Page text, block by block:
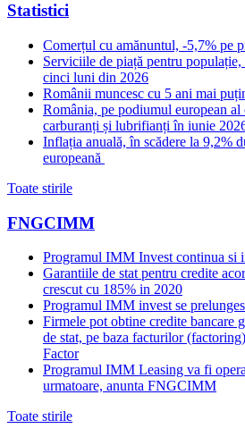
Statistici
Comerțul cu amănuntul, -5,7% pe
Serviciile de piață pentru
cinci luni din 2026
Românii muncesc cu 5 ani mai
România, pe podiumul european
carburanți și lubrifianți în iunie
Inflația anuală, în scădere la 9,2%
europeană
Toate stirile
FNGCIMM
Programul IMM Invest continua si
Garantiile de stat pentru credite
crescut cu 185% in 2020
Programul IMM invest se
Firmele pot obtine credite bancare
de stat, pe baza facturilor
Factor
Programul IMM Leasing va fi
urmatoare, anunta FNGCIMM
Toate stirile